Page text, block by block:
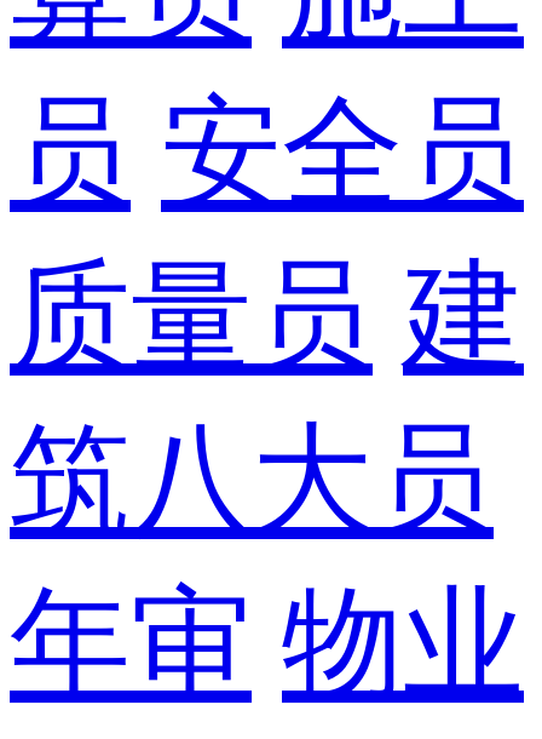
员 安全员
质量员 建
筑八大员
年审 物业